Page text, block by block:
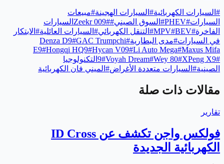
# السيارات الكهربائية# السيارات الهجينة#مبيعات
السيارات#
PHEV
# السوق الصيني#
Zeekr 009#
السيارات
الفاخرة#
MPV#BEV
# التنقل الكهربائي# السيارات العائلية# الابتكار
في السيارات#مدى البطارية#
Denza D9#GAC Trumpchi
E9#Hongqi HQ9#Hycan V09#Li Auto Mega#Maxus Mifa
9#Voyah Dream#Wey 80#XPeng X9#
التكنولوجيا
الصينية# السيارات متعددة الأغراض# الميني فان الكهربائية
مقالات ذات صلة
تقارير
فولكس واجن تكشف عن ID Cross
الكهربائية الجديدة